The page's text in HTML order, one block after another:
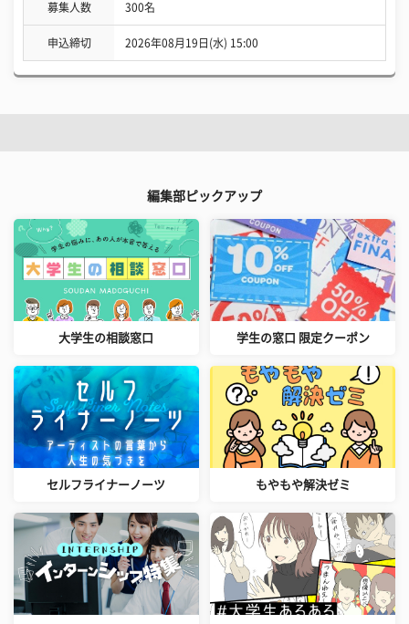
募集人数 300名
申込締切 2026年08月19日(水) 15:00
編集部ピックアップ
大学生の相談窓口 学生の窓口 限定クーポン
セルフライナーノーツ もやもや解決ゼミ